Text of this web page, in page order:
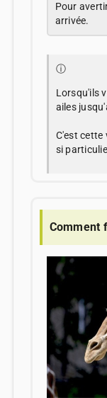
Pour
arrivée.
ⓘ
Lorsqu'ils
ailes
C'est cette
si
Comment